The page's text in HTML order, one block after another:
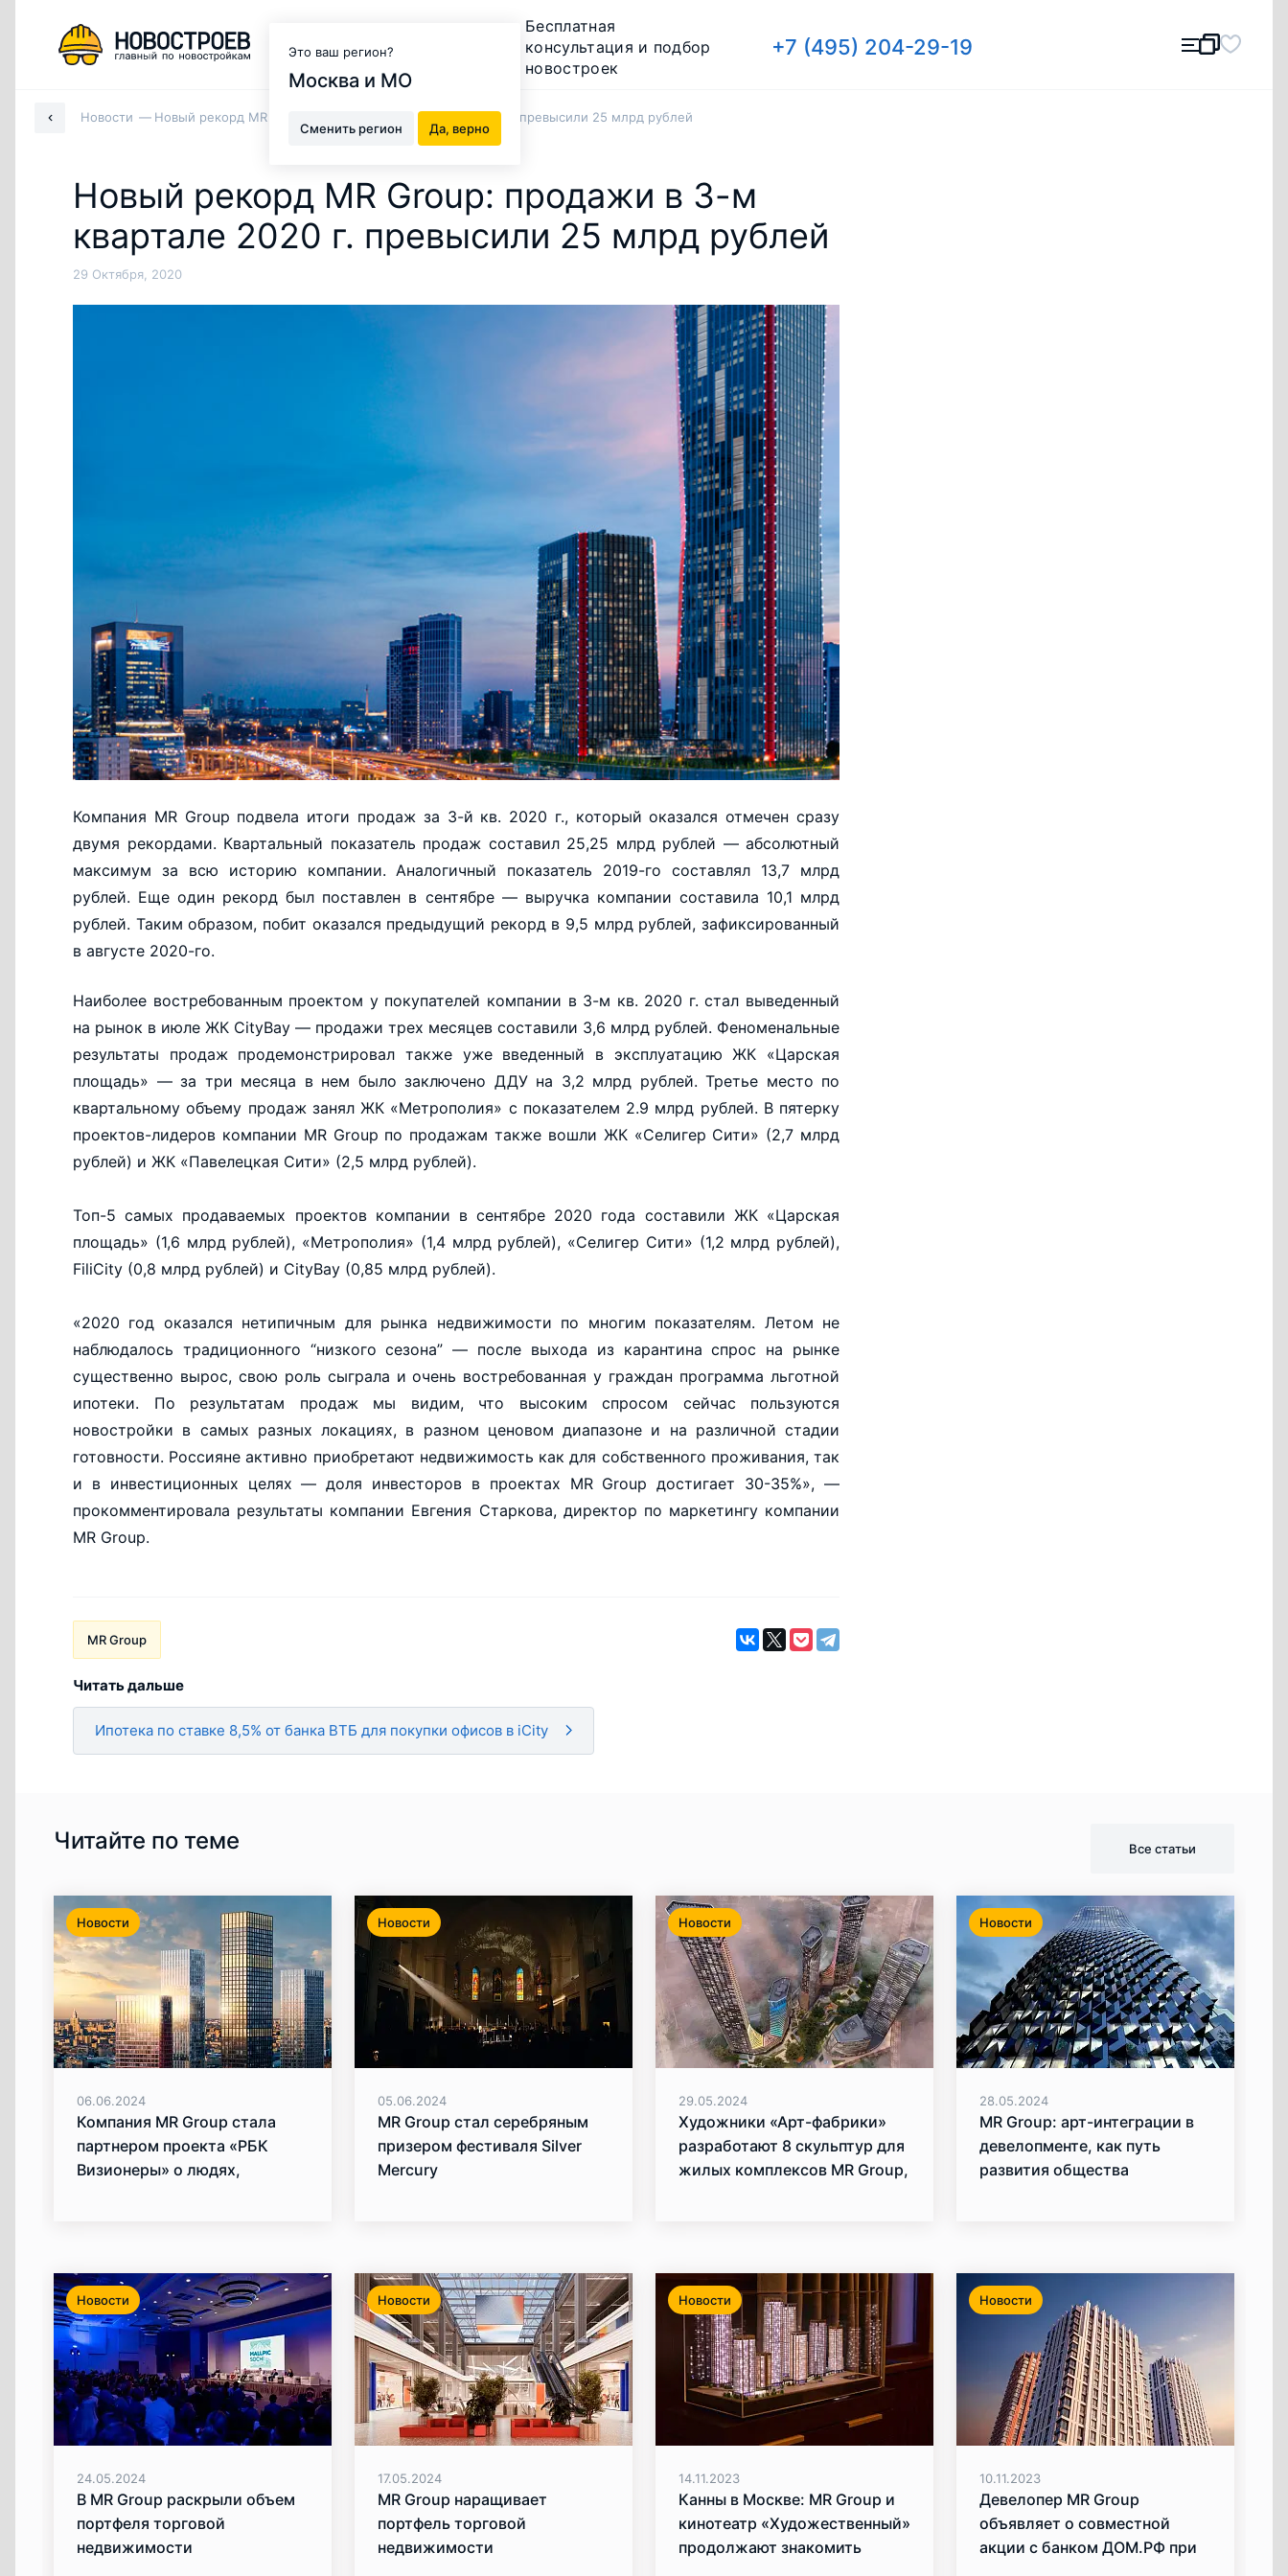
Это ваш регион?
Москва и МО
Сменить регион Да, верно
Бесплатная
консультация и подбор
новостроек
+7 (495) 204-29-19
Новости Новый рекорд MR Group: продажи в 3-м квартале 2020 г. превысили 25 млрд рублей
Новый рекорд MR Group: продажи в 3-м
квартале 2020 г. превысили 25 млрд рублей
29 Октября, 2020
Компания MR Group подвела итоги продаж за 3-й кв. 2020 г., который оказался отмечен сразу
двумя рекордами. Квартальный показатель продаж составил 25,25 млрд рублей — абсолютный
максимум за всю историю компании. Аналогичный показатель 2019-го составлял 13,7 млрд
рублей. Еще один рекорд был поставлен в сентябре — выручка компании составила 10,1 млрд
рублей. Таким образом, побит оказался предыдущий рекорд в 9,5 млрд рублей, зафиксированный
в августе 2020-го.
Наиболее востребованным проектом у покупателей компании в 3-м кв. 2020 г. стал выведенный
на рынок в июле ЖК CityBay — продажи трех месяцев составили 3,6 млрд рублей. Феноменальные
результаты продаж продемонстрировал также уже введенный в эксплуатацию ЖК «Царская
площадь» — за три месяца в нем было заключено ДДУ на 3,2 млрд рублей. Третье место по
квартальному объему продаж занял ЖК «Метрополия» с показателем 2.9 млрд рублей. В пятерку
проектов-лидеров компании MR Group по продажам также вошли ЖК «Селигер Сити» (2,7 млрд
рублей) и ЖК «Павелецкая Сити» (2,5 млрд рублей).
Топ-5 самых продаваемых проектов компании в сентябре 2020 года составили ЖК «Царская
площадь» (1,6 млрд рублей), «Метрополия» (1,4 млрд рублей), «Селигер Сити» (1,2 млрд рублей),
FiliCity (0,8 млрд рублей) и CityBay (0,85 млрд рублей).
«2020 год оказался нетипичным для рынка недвижимости по многим показателям. Летом не
наблюдалось традиционного “низкого сезона” — после выхода из карантина спрос на рынке
существенно вырос, свою роль сыграла и очень востребованная у граждан программа льготной
ипотеки. По результатам продаж мы видим, что высоким спросом сейчас пользуются
новостройки в самых разных локациях, в разном ценовом диапазоне и на различной стадии
готовности. Россияне активно приобретают недвижимость как для собственного проживания, так
и в инвестиционных целях — доля инвесторов в проектах MR Group достигает 30-35%», —
прокомментировала результаты компании Евгения Старкова, директор по маркетингу компании
MR Group.
MR Group
Читать дальше
Ипотека по ставке 8,5% от банка ВТБ для покупки офисов в iCity
Читайте по теме Все статьи
Новости
06.06.2024
Компания MR Group стала
партнером проекта «РБК
Визионеры» о людях,
Новости
05.06.2024
MR Group стал серебряным
призером фестиваля Silver
Mercury
Новости
29.05.2024
Художники «Арт-фабрики»
разработают 8 скульптур для
жилых комплексов MR Group,
Новости
28.05.2024
MR Group: арт-интеграции в
девелопменте, как путь
развития общества
Новости
24.05.2024
В MR Group раскрыли объем
портфеля торговой
недвижимости
Новости
17.05.2024
MR Group наращивает
портфель торговой
недвижимости
Новости
14.11.2023
Канны в Москве: MR Group и
кинотеатр «Художественный»
продолжают знакомить
Новости
10.11.2023
Девелопер MR Group
объявляет о совместной
акции с банком ДОМ.РФ при